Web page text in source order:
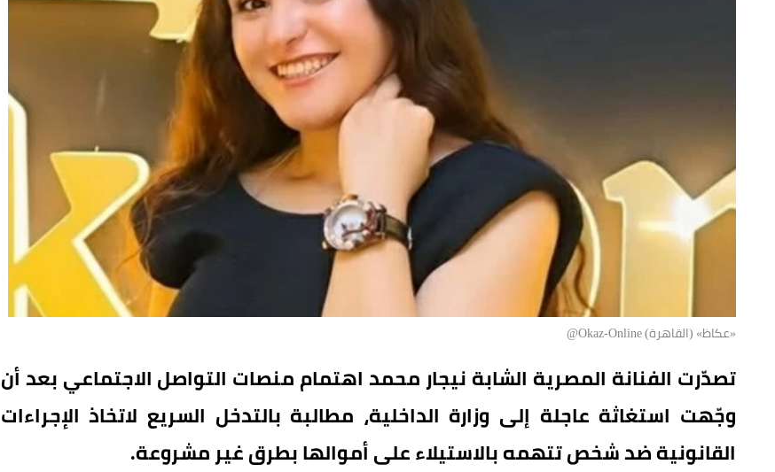
«عكاظ» (القاهرة) Okaz-Online@
تصدّرت الفنانة المصرية الشابة نيجار محمد اهتمام منصات التواصل الاجتماعي بعد أن
وجّهت استغاثة عاجلة إلى وزارة الداخلية، مطالبة بالتدخل السريع لاتخاذ الإجراءات
القانونية ضد شخص تتهمه بالاستيلاء على أموالها بطرق غير مشروعة.